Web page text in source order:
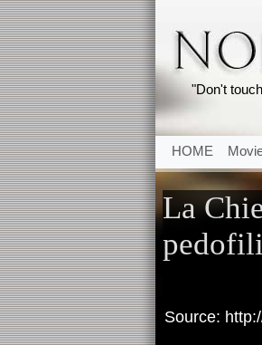
"Don't
HOME
La
Source: